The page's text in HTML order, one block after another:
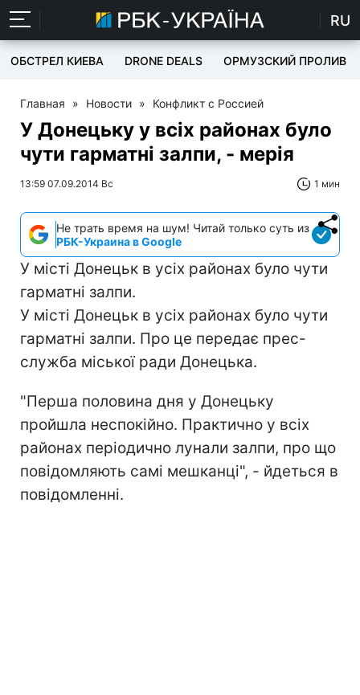
RU
ОБСТРЕЛ КИЕВА DRONE DEALS ОРМУЗСКИЙ ПРОЛИВ
Главная » Новости » Конфликт с Россией
У Донецьку у всіх районах було
чути гарматні залпи, - мерія
13:59 07.09.2014 Вс 1 мин
Не трать время на шум! Читай только суть из
РБК-Украина в Google
У місті Донецьк в усіх районах було чути
гарматні залпи.
У місті Донецьк в усіх районах було чути
гарматні залпи. Про це передає прес-
служба міської ради Донецька.
"Перша половина дня у Донецьку
пройшла неспокійно. Практично у всіх
районах періодично лунали залпи, про що
повідомляють самі мешканці", - йдеться в
повідомленні.